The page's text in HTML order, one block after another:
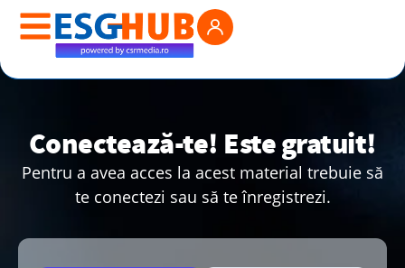
Conectează-te! Este gratuit!
Pentru a avea acces la acest material trebuie să
te conectezi sau să te înregistrezi.